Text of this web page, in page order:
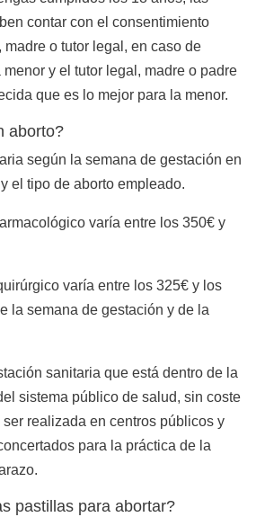
contar con el consentimiento
o tutor legal, en caso de
y el tutor legal, madre o padre
que es lo mejor para la menor.
aborto?
según la semana de gestación en
el tipo de aborto empleado.
varía entre los 350€ y
varía entre los 325€ y los
la semana de gestación y de la
sanitaria que está dentro de la
sistema público de salud, sin coste
realizada en centros públicos y
para la práctica de la
pastillas para abortar?